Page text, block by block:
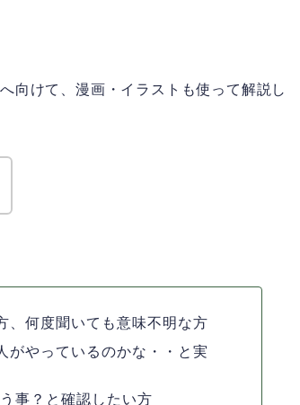
向けて、漫画・イラストも使って解説し
、何度聞いても意味不明な方
がやっているのかな・・と実
事？と確認したい方